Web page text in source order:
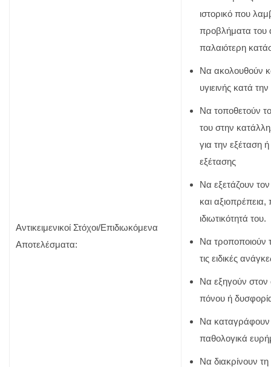
Αντικειμενικοί Στόχοι/Επιδιωκόμενα
Αποτελέσματα:
ιστορικό που
προβλήματα του
παλαιότερη
Να ακολουθούν
υγιεινής κατά
Να τοποθετούν
του στην
για την εξέταση
εξέτασης
Να εξετάζουν
και
ιδιωτικότητά του.
Να τροποποιούν
τις ειδικές
Να εξηγούν στον
πόνου ή
Να καταγράφουν
παθολογικά
Να διακρίνουν